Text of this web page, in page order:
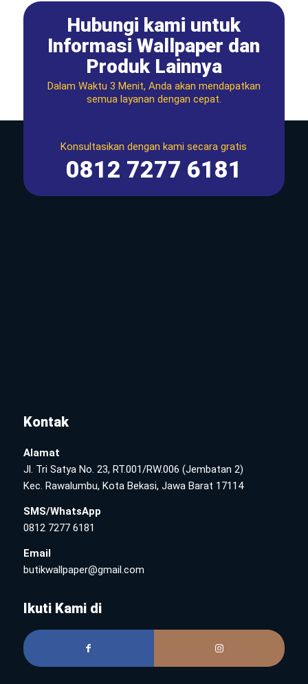
Hubungi kami untuk
Informasi Wallpaper dan
Produk Lainnya
Dalam Waktu 3 Menit, Anda akan mendapatkan
semua layanan dengan cepat.
Konsultasikan dengan kami secara gratis
0812 7277 6181
Kontak
Alamat
Jl. Tri Satya No. 23, RT.001/RW.006 (Jembatan 2)
Kec. Rawalumbu, Kota Bekasi, Jawa Barat 17114
SMS/WhatsApp
0812 7277 6181
Email
butikwallpaper@gmail.com
Ikuti Kami di